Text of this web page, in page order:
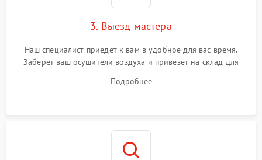
3. Выезд мастера
Наш специалист приедет к вам в удобное для вас время.
Заберет ваш осушители воздуха и привезет на склад для
Подробнее